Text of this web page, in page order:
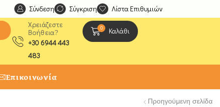
Ανακαλύψτε μοναδικές δημιουργίες από τους
Σύνδεση Σύγκριση Λίστα Επιθυμιών
Χρειάζεστε
Βοήθεια?
+30 6944 443
483
0 Καλάθι
Επικοινωνία
Προηγούμενη σελίδα